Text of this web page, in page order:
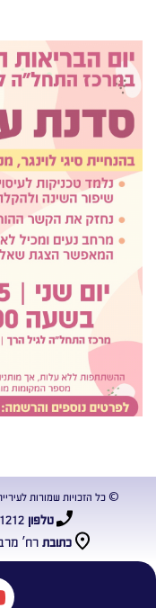
כתובת רח’ מרבד
טלפון
© כל הזכויות שמורות